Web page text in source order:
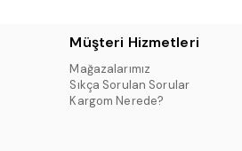
Müşteri Hizmetleri
Mağazalarımız
Sıkça Sorulan Sorular
Kargom Nerede?